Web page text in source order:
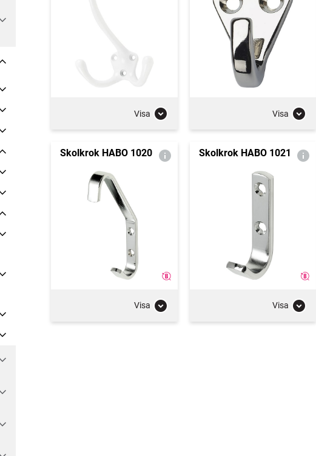
Visa Visa
Skolkrok HABO 1020
Visa
Skolkrok HABO 1021
Visa